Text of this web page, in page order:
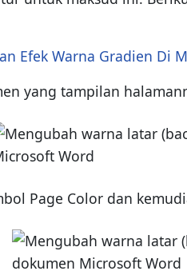
Efek Warna Gradien Di
yang tampilan
Page Color dan